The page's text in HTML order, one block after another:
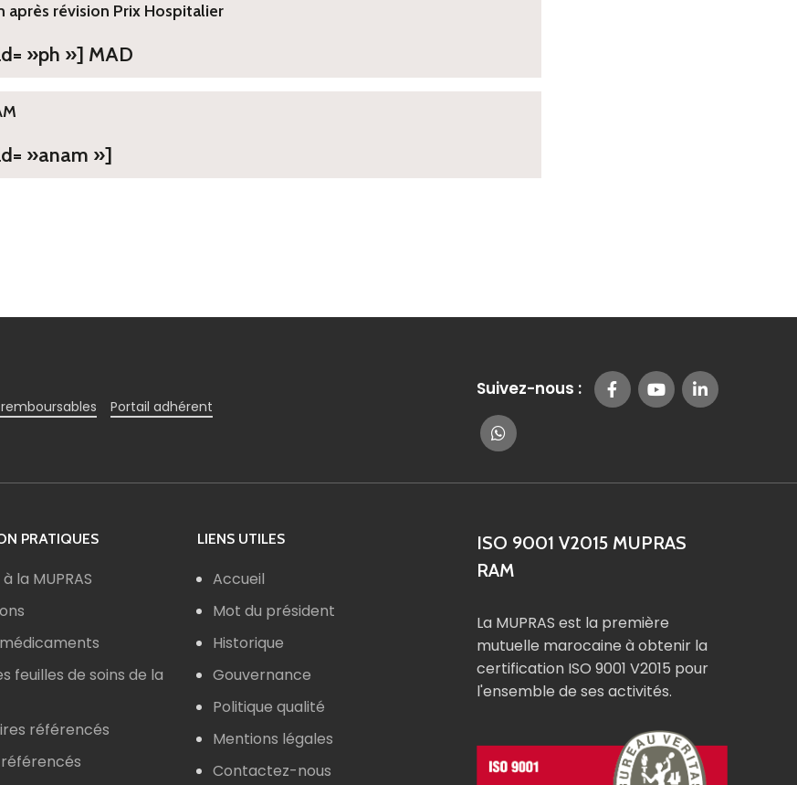
après révision Prix Hospitalier
»ph »] MAD
»anam »]
Portail adhérent
Suivez-nous :
PRATIQUES
la MUPRAS
feuilles de soins de la
référencés
LIENS UTILES
Accueil
Mot du président
Historique
Gouvernance
Politique qualité
Mentions légales
Contactez-nous
ISO 9001 V2015 MUPRAS
RAM
La MUPRAS est la première
mutuelle marocaine à obtenir la
certification ISO 9001 V2015 pour
l'ensemble de ses activités.